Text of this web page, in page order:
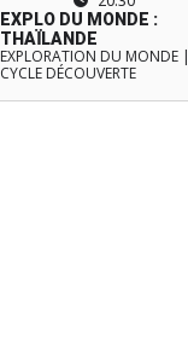
EXPLO DU MONDE :
THAÏLANDE
EXPLORATION DU MONDE |
CYCLE DÉCOUVERTE